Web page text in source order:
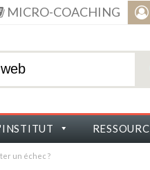
MICRO-COACHING
un échec ?